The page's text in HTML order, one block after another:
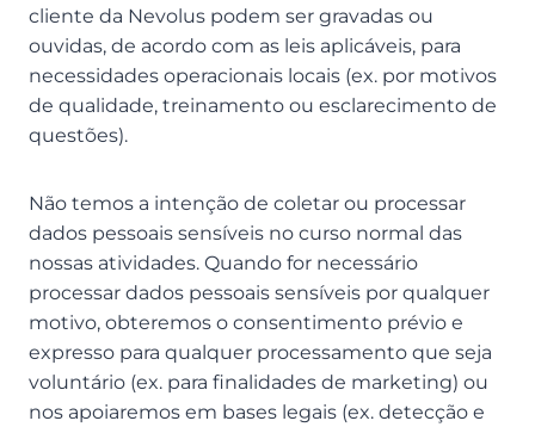
cliente da Nevolus podem ser gravadas ou
ouvidas, de acordo com as leis aplicáveis, para
necessidades operacionais locais (ex. por motivos
de qualidade, treinamento ou esclarecimento de
questões).
Não temos a intenção de coletar ou processar
dados pessoais sensíveis no curso normal das
nossas atividades. Quando for necessário
processar dados pessoais sensíveis por qualquer
motivo, obteremos o consentimento prévio e
expresso para qualquer processamento que seja
voluntário (ex. para finalidades de marketing) ou
nos apoiaremos em bases legais (ex. detecção e